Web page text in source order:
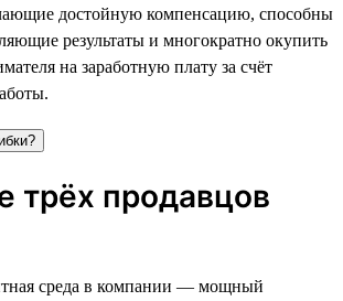
достойную компенсацию, способны
результаты и многократно окупить
на заработную плату за счёт
трёх продавцов
среда в компании — мощный